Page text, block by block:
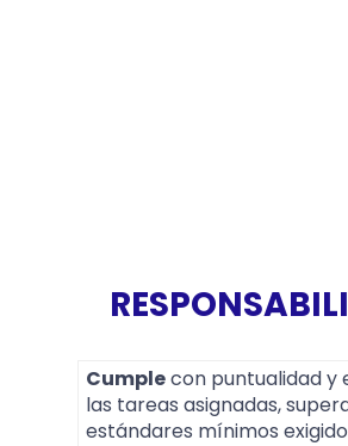
Cumplecon puntualidad y
las tareas asignadas,
estándares mínimos